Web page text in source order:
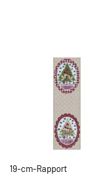
19-cm-Rapport